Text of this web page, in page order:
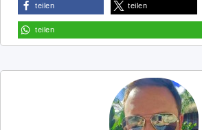
teilen teilen
teilen